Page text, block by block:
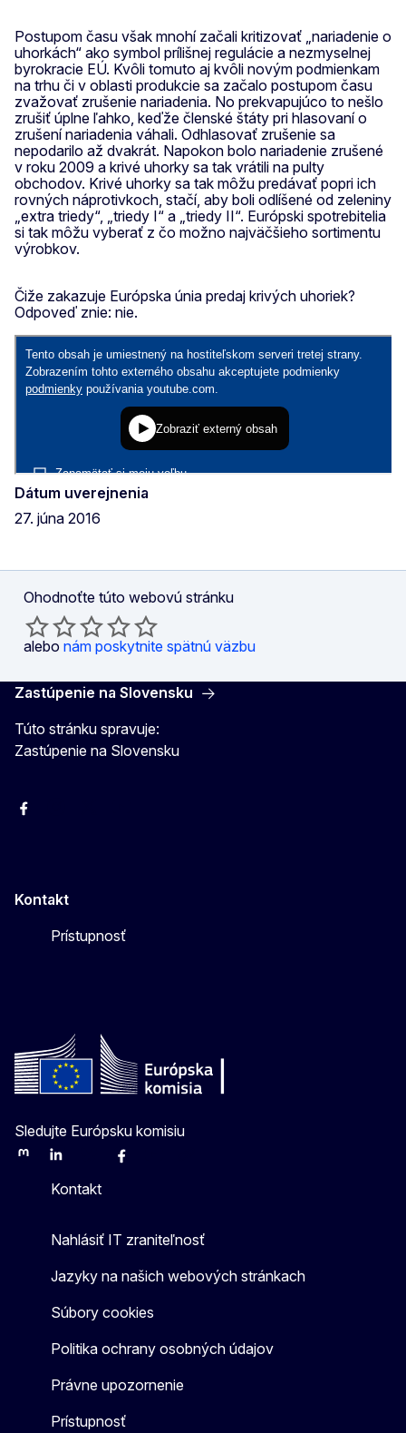
Postupom času však mnohí začali kritizovať „nariadenie o
uhorkách“ ako symbol prílišnej regulácie a nezmyselnej
byrokracie EÚ. Kvôli tomuto aj kvôli novým podmienkam
na trhu či v oblasti produkcie sa začalo postupom času
zvažovať zrušenie nariadenia. No prekvapujúco to nešlo
zrušiť úplne ľahko, keďže členské štáty pri hlasovaní o
zrušení nariadenia váhali. Odhlasovať zrušenie sa
nepodarilo až dvakrát. Napokon bolo nariadenie zrušené
v roku 2009 a krivé uhorky sa tak vrátili na pulty
obchodov. Krivé uhorky sa tak môžu predávať popri ich
rovných náprotivkoch, stačí, aby boli odlíšené od zeleniny
„extra triedy“, „triedy I“ a „triedy II“. Európski spotrebitelia
si tak môžu vyberať z čo možno najväčšieho sortimentu
výrobkov.
Čiže zakazuje Európska únia predaj krivých uhoriek?
Odpoveď znie: nie.
Dátum uverejnenia
27. júna 2016
Ohodnoťte túto webovú stránku
alebo nám poskytnite spätnú väzbu
Zastúpenie na Slovensku
Túto stránku spravuje:
Zastúpenie na Slovensku
Facebook
Kontakt
Prístupnosť
Sledujte Európsku komisiu
MastodonLinkedInBlueskyFacebook
Kontakt
Nahlásiť IT zraniteľnosť
Jazyky na našich webových stránkach
Súbory cookies
Politika ochrany osobných údajov
Právne upozornenie
Prístupnosť